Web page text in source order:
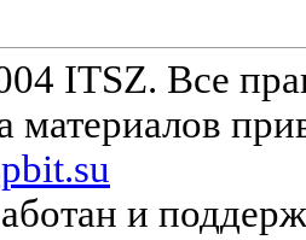
ITSZ. Все
материалов
и